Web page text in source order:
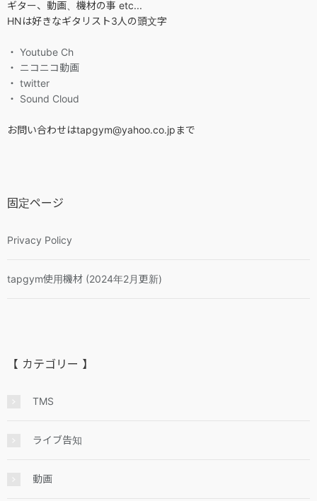
ギター、動画、機材の事 etc...
HNは好きなギタリスト3人の頭文字
・ Youtube Ch
・ ニコニコ動画
・ twitter
・ Sound Cloud
お問い合わせはtapgym@yahoo.co.jpまで
固定ページ
Privacy Policy
tapgym使用機材 (2024年2月更新)
【 カテゴリー 】
TMS
ライブ告知
動画